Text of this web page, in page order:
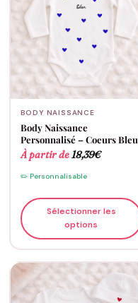
BODY NAISSANCE
Body Naissance
Personnalisé – Coeurs Bleu
À partir de 18,39€
✏️ Personnalisable
Sélectionner les
options